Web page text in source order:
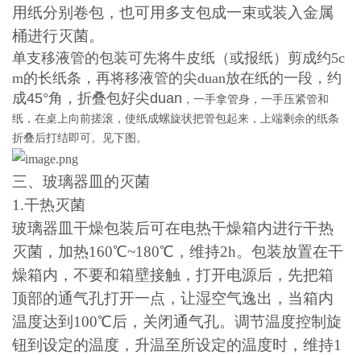
用纸分别卷包，也可用多支包成一束或装入金属
桶进行灭菌。
单支移液管的包装可先将牛皮纸（或报纸）剪成约5c
m的长纸条，再将移液管的尖duan放在纸的一段，约
成45°角，折叠包好尖duan ，一手拿管身，一手压紧管和
纸，在桌上向前搓滚，使纸成螺旋状把管包起来，上端剩余的纸条
折叠后打结即可。见下图。
三、玻璃器皿的灭菌
1.干热灭菌
玻璃器皿干燥包装后可在电热干燥箱内进行干热
灭菌，加热160℃~180℃，维持2h。包装放置在干
燥箱内，不要和箱壁接触，打开电源后，先把箱
顶部的通气孔打开一点，让湿空气逸出，当箱内
温度达到 100℃后，关闭通气孔。调节温度控制旋
钮到设定的温度，升温至所设定的温度时，维持1